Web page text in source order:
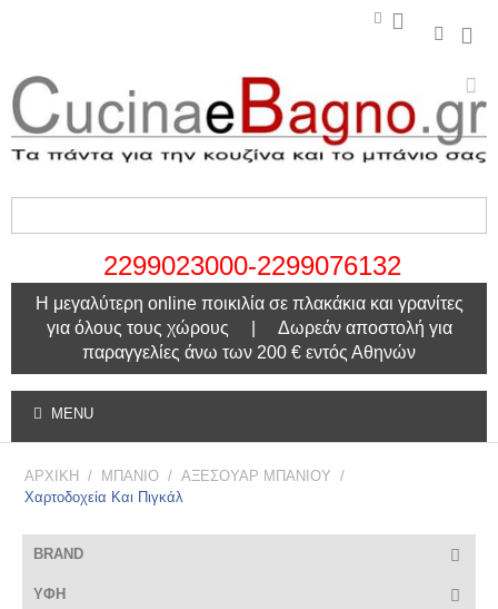
2299023000-2299076132
Η μεγαλύτερη online ποικιλία σε πλακάκια και γρανίτες
για όλους τους χώρους | Δωρεάν αποστολή για
παραγγελίες άνω των 200 € εντός Αθηνών
MENU
ΑΡΧΙΚΗ / ΜΠΑΝΙΟ / ΑΞΕΣΟΥΑΡ ΜΠΑΝΙΟΥ /
Χαρτοδοχεία Και Πιγκάλ
BRAND
ΥΦΗ